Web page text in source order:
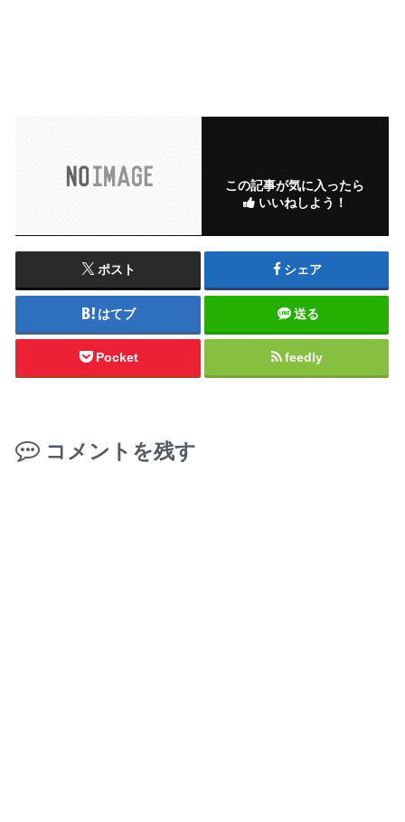
この記事が気に入ったら
いいねしよう！
ポスト シェア
はてブ 送る
Pocket feedly
コメントを残す